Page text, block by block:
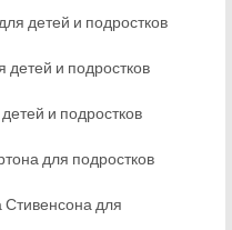
детей и подростков
и подростков
и подростков
для подростков
для